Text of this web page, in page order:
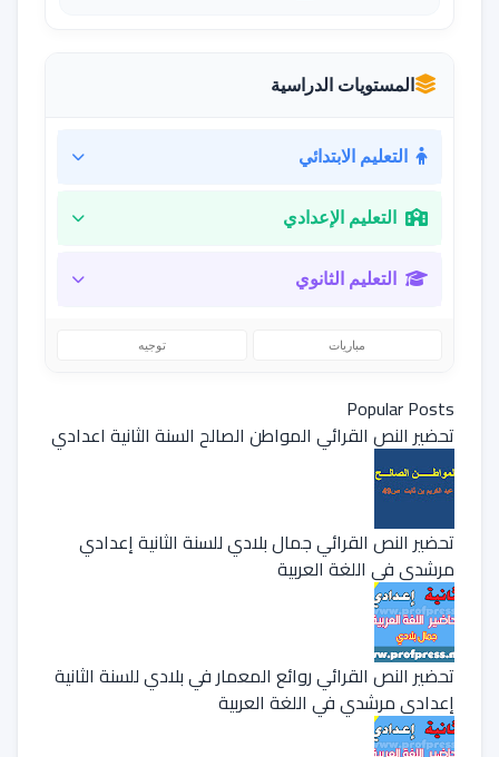
المستويات الدراسية
التعليم الابتدائي
التعليم الإعدادي
التعليم الثانوي
مباريات توجيه
Popular Posts
تحضير النص القرائي المواطن الصالح السنة الثانية اعدادي
تحضير النص القرائي جمال بلادي للسنة الثانية إعدادي
مرشدي في اللغة العربية
تحضير النص القرائي روائع المعمار في بلادي للسنة الثانية
إعدادي مرشدي في اللغة العربية